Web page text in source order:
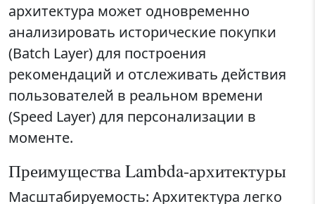
архитектура может одновременно
анализировать исторические покупки
(Batch Layer) для построения
рекомендаций и отслеживать действия
пользователей в реальном времени
(Speed Layer) для персонализации в
моменте.
Преимущества Lambda-архитектуры
Масштабируемость: Архитектура легко